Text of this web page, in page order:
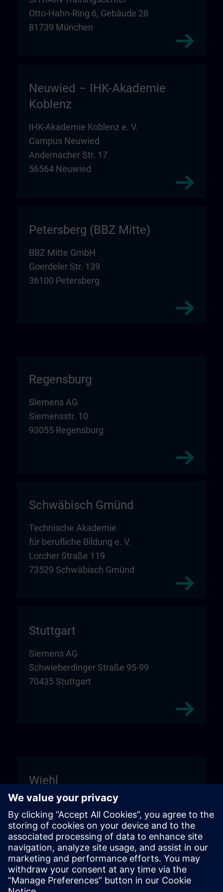
Otto-Hahn-Ring 6, Gebäude 28
81739 München
Neuwied – IHK-Akademie
Koblenz
IHK-Akademie Koblenz e. V.
Campus Neuwied
Andernacher Str. 17
56564 Neuwied
Petersberg (BBZ Mitte)
BBZ Mitte GmbH
Goerdeler Str. 139
36100 Petersberg
Regensburg
Siemens AG
Siemensstr. 10
93055 Regensburg
Schwäbisch Gmünd
Technische Akademie
für berufliche Bildung e. V.
Lorcher Straße 119
73529 Schwäbisch Gmünd
Stuttgart
Siemens AG
Schwieberdinger Straße 95-99
70435 Stuttgart
Wiehl
Unitechnik Systems GmbH
Einfahrt Schild "DIGI:LAB"
Fritz-Kotz-Str. 14
51674 Wiehl